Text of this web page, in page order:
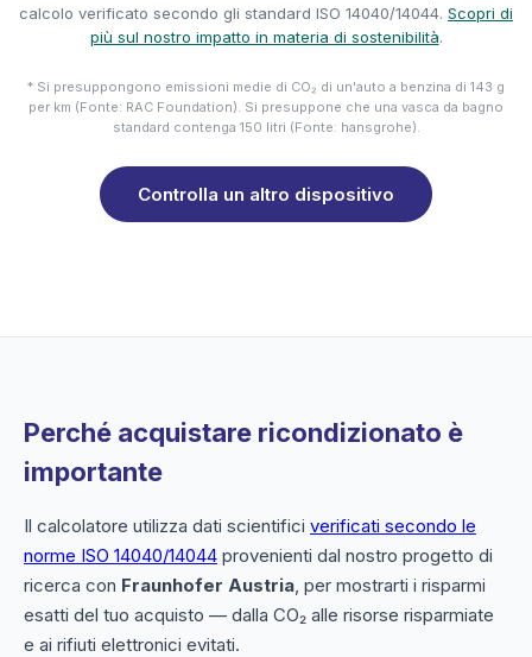
calcolo verificato secondo gli standard ISO 14040/14044. Scopri di
più sul nostro impatto in materia di sostenibilità.
* Si presuppongono emissioni medie di CO₂ di un'auto a benzina di 143 g
per km (Fonte: RAC Foundation). Si presuppone che una vasca da bagno
standard contenga 150 litri (Fonte: hansgrohe).
Controlla un altro dispositivo
Perché acquistare ricondizionato è
importante
Il calcolatore utilizza dati scientifici verificati secondo le
norme ISO 14040/14044 provenienti dal nostro progetto di
ricerca con Fraunhofer Austria, per mostrarti i risparmi
esatti del tuo acquisto — dalla CO₂ alle risorse risparmiate
e ai rifiuti elettronici evitati.